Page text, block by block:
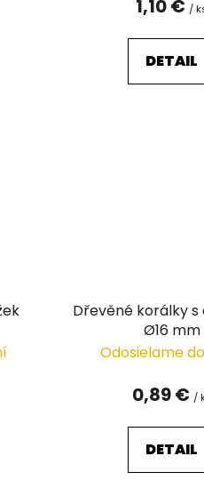
1,10 € /
DETAIL
Dřevěné korálky
Ø16 mm
Odosielame
0,89 € /
DETAIL